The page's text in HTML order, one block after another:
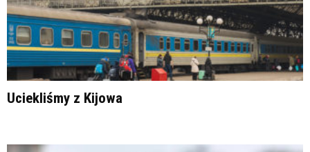
Uciekliśmy z Kijowa